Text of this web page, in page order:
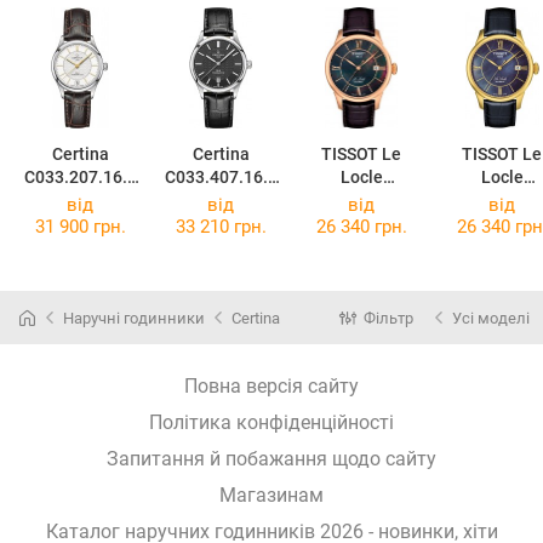
Certina
C033.207.16.0
31.00
Certina
C033.407.16.0
51.00
TISSOT Le
Locle
T41.6.413.63
TISSOT Le
Locle
від
31 900 грн.
від
33 210 грн.
від
26 340 грн.
від
26 340
Наручні годинники Certina Фільтр Усі моделі
Повна версія сайту
Політика конфіденційності
Запитання й побажання щодо сайту
Магазинам
Каталог наручних годинників 2026 - новинки, хіти